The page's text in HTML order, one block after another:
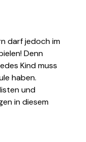
darf jedoch im
Denn
Kind muss
haben.
und
in diesem